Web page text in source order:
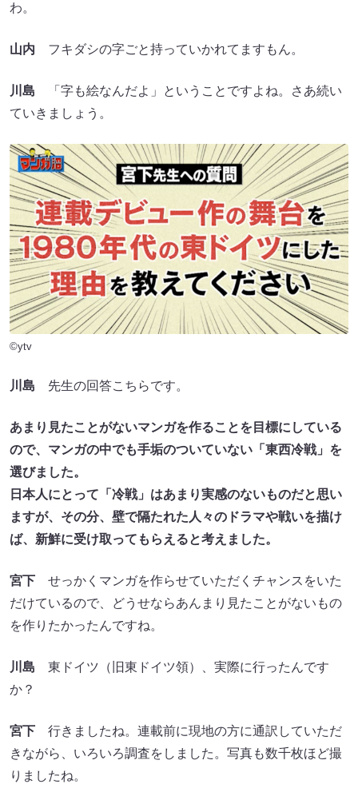
わ。
山内 フキダシの字ごと持っていかれてますもん。
川島 「字も絵なんだよ」ということですよね。さあ続い
ていきましょう。
©ytv
川島 先生の回答こちらです。
あまり見たことがないマンガを作ることを目標にしている
ので、マンガの中でも手垢のついていない「東西冷戦」を
選びました。
日本人にとって「冷戦」はあまり実感のないものだと思い
ますが、その分、壁で隔たれた人々のドラマや戦いを描け
ば、新鮮に受け取ってもらえると考えました。
宮下 せっかくマンガを作らせていただくチャンスをいた
だけているので、どうせならあんまり見たことがないもの
を作りたかったんですね。
川島 東ドイツ（旧東ドイツ領）、実際に行ったんです
か？
宮下 行きましたね。連載前に現地の方に通訳していただ
きながら、いろいろ調査をしました。写真も数千枚ほど撮
りましたね。